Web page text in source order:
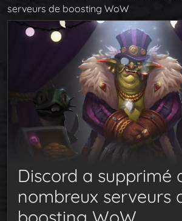
serveurs de boosting WoW
Discord a supprimé
nombreux serveurs
boosting WoW